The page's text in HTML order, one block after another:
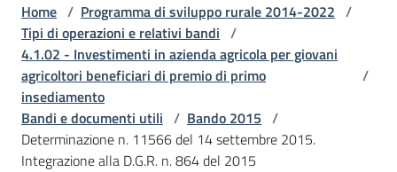
Argomenti
Novità
Home / Programma di sviluppo rurale 2014-2022 /
Tipi di operazioni e relativi bandi /
4.1.02 - Investimenti in azienda agricola per giovani
agricoltori beneficiari di premio di primo
insediamento
/
Bandi e documenti utili / Bando 2015 /
Determinazione n. 11566 del 14 settembre 2015.
Integrazione alla D.G.R. n. 864 del 2015